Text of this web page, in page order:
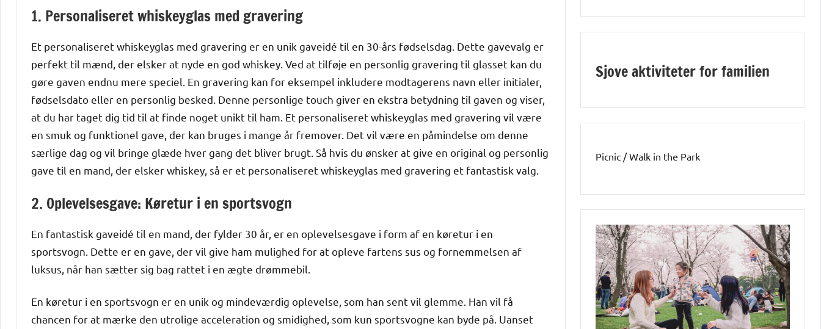
1. Personaliseret whiskeyglas med gravering
Et personaliseret whiskeyglas med gravering er en unik gaveidé til en 30-års fødselsdag. Dette gavevalg er
perfekt til mænd, der elsker at nyde en god whiskey. Ved at tilføje en personlig gravering til glasset kan du
gøre gaven endnu mere speciel. En gravering kan for eksempel inkludere modtagerens navn eller initialer,
fødselsdato eller en personlig besked. Denne personlige touch giver en ekstra betydning til gaven og viser,
at du har taget dig tid til at finde noget unikt til ham. Et personaliseret whiskeyglas med gravering vil være
en smuk og funktionel gave, der kan bruges i mange år fremover. Det vil være en påmindelse om denne
særlige dag og vil bringe glæde hver gang det bliver brugt. Så hvis du ønsker at give en original og personlig
gave til en mand, der elsker whiskey, så er et personaliseret whiskeyglas med gravering et fantastisk valg.
2. Oplevelsesgave: Køretur i en sportsvogn
En fantastisk gaveidé til en mand, der fylder 30 år, er en oplevelsesgave i form af en køretur i en
sportsvogn. Dette er en gave, der vil give ham mulighed for at opleve fartens sus og fornemmelsen af
luksus, når han sætter sig bag rattet i en ægte drømmebil.
En køretur i en sportsvogn er en unik og mindeværdig oplevelse, som han sent vil glemme. Han vil få
chancen for at mærke den utrolige acceleration og smidighed, som kun sportsvogne kan byde på. Uanset
Sjove aktiviteter for familien
Picnic / Walk in the Park